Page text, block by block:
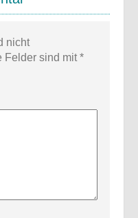
nicht
Felder sind mit*